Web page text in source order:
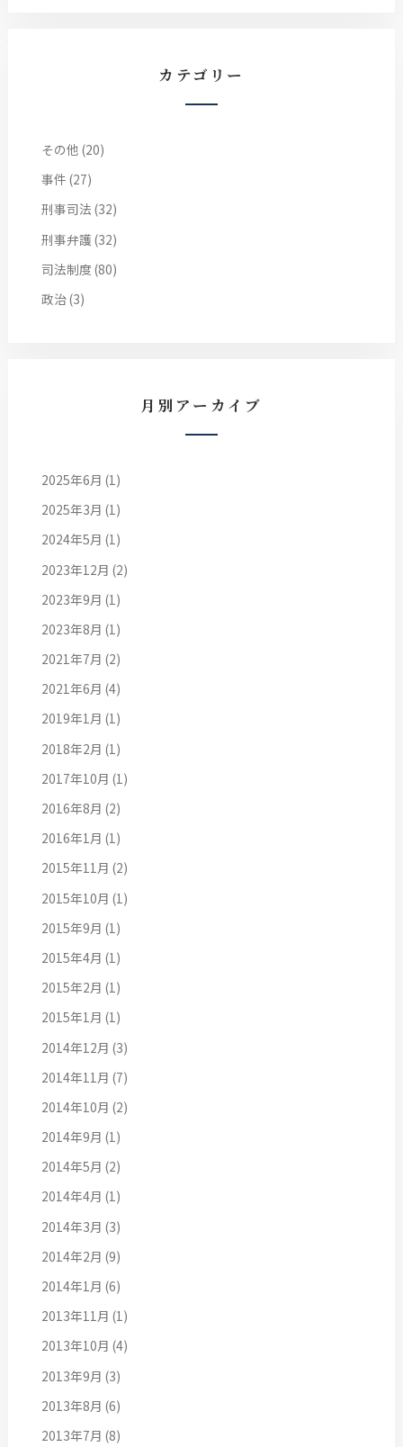
カテゴリー
その他 (20)
事件 (27)
刑事司法 (32)
刑事弁護 (32)
司法制度(80)
政治(3)
月別アーカイブ
2025年6月 (1)
2025年3月 (1)
2024年5月 (1)
2023年12月 (2)
2023年9月 (1)
2023年8月 (1)
2021年7月 (2)
2021年6月 (4)
2019年1月 (1)
2018年2月 (1)
2017年10月 (1)
2016年8月 (2)
2016年1月 (1)
2015年11月 (2)
2015年10月 (1)
2015年9月 (1)
2015年4月 (1)
2015年2月 (1)
2015年1月 (1)
2014年12月 (3)
2014年11月 (7)
2014年10月 (2)
2014年9月 (1)
2014年5月 (2)
2014年4月 (1)
2014年3月 (3)
2014年2月 (9)
2014年1月 (6)
2013年11月 (1)
2013年10月 (4)
2013年9月 (3)
2013年8月 (6)
2013年7月 (8)